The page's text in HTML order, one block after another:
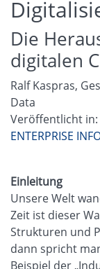
Die
digitalen
Ralf Kaspras,
Data
Veröffentlicht in:
ENTERPRISE
Einleitung
Unsere Welt
Zeit ist dieser
Strukturen und
dann spricht
Beispiel der